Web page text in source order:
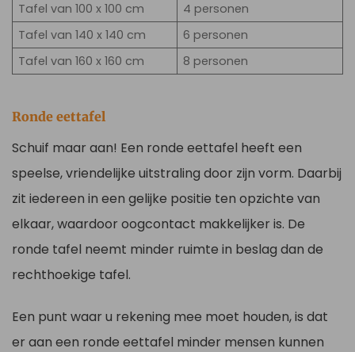
Tafel van 100 x 100 cm
4 personen
Tafel van 140 x 140 cm
6 personen
Tafel van 160 x 160 cm
8 personen
Ronde eettafel
Schuif maar aan! Een ronde eettafel heeft een
speelse, vriendelijke uitstraling door zijn vorm. Daarbij
zit iedereen in een gelijke positie ten opzichte van
elkaar, waardoor oogcontact makkelijker is. De
ronde tafel neemt minder ruimte in beslag dan de
rechthoekige tafel.
Een punt waar u rekening mee moet houden, is dat
er aan een ronde eettafel minder mensen kunnen